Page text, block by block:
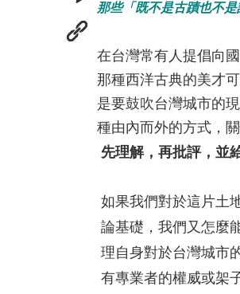
那些「既不是古蹟也不
在台灣常有人提倡向
那種西洋古典的美才
是要鼓吹台灣城市的
種由內而外的方式，
先理解，再批評，並
如果我們對於這片土
論基礎，我們又怎麼
理自身對於台灣城市
有專業者的權威或架